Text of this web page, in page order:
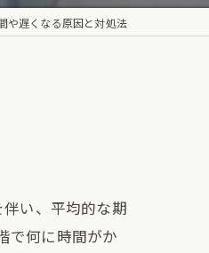
や遅くなる原因と対処法
い、平均的な期
で何に時間がか